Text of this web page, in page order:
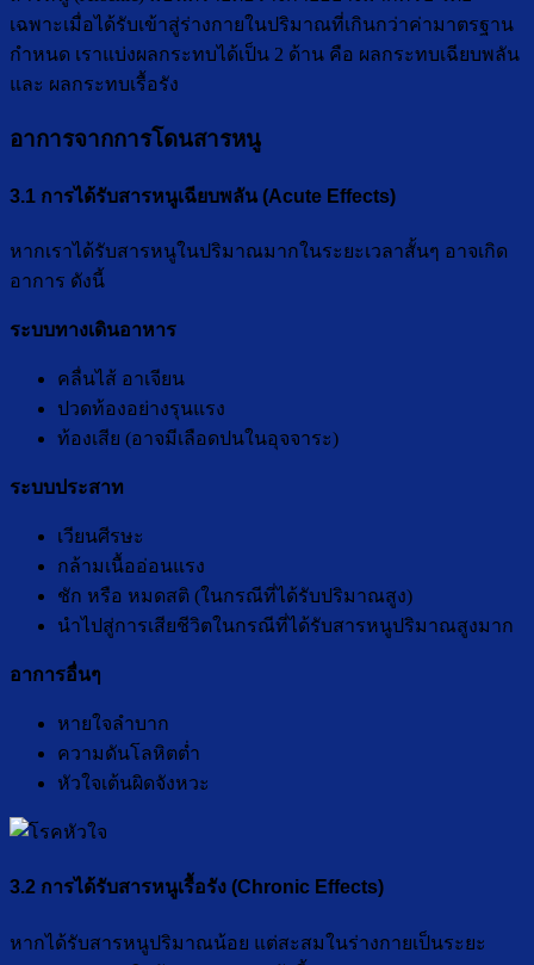
เฉพาะเมื่อได้รับเข้าสู่ร่างกายในปริมาณที่เกินกว่าค่ามาตรฐาน
กำหนด เราแบ่งผลกระทบได้เป็น 2 ด้าน คือ ผลกระทบเฉียบพลัน
และ ผลกระทบเรื้อรัง
อาการจากการโดนสารหนู
3.1 การได้รับสารหนูเฉียบพลัน (Acute Effects)
หากเราได้รับสารหนูในปริมาณมากในระยะเวลาสั้นๆ อาจเกิด
อาการ ดังนี้
ระบบทางเดินอาหาร
คลื่นไส้ อาเจียน
ปวดท้องอย่างรุนแรง
ท้องเสีย (อาจมีเลือดปนในอุจจาระ)
ระบบประสาท
เวียนศีรษะ
กล้ามเนื้ออ่อนแรง
ชัก หรือ หมดสติ (ในกรณีที่ได้รับปริมาณสูง)
นำไปสู่การเสียชีวิตในกรณีที่ได้รับสารหนูปริมาณสูงมาก
อาการอื่นๆ
หายใจลำบาก
ความดันโลหิตต่ำ
หัวใจเต้นผิดจังหวะ
3.2 การได้รับสารหนูเรื้อรัง (Chronic Effects)
หากได้รับสารหนูปริมาณน้อย แต่สะสมในร่างกายเป็นระยะ